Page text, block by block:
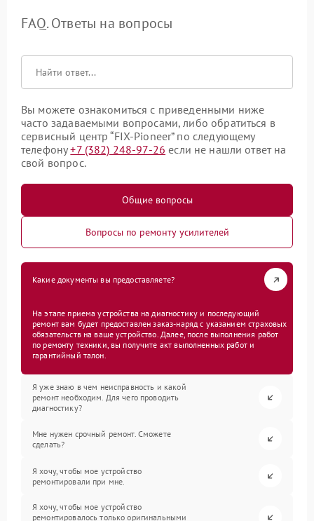
FAQ. Ответы на вопросы
Вы можете ознакомиться с приведенными ниже
часто задаваемыми вопросами, либо обратиться в
сервисный центр “FIX-Pioneer” по следующему
телефону+7 (382) 248-97-26 если не нашли ответ на
свой вопрос.
Общие вопросы
Вопросы по ремонту усилителей
Какие документы вы предоставляете?
На этапе приема устройства на диагностику и последующий
ремонт вам будет предоставлен заказ-наряд с указанием страховых
обязательств на ваше устройство. Далее, после выполнения работ
по ремонту техники, вы получите акт выполненных работ и
гарантийный талон.
Я уже знаю в чем неисправность и какой
ремонт необходим. Для чего проводить
диагностику?
Мне нужен срочный ремонт. Сможете
сделать?
Я хочу, чтобы мое устройство
ремонтировали при мне.
Я хочу, чтобы мое устройство
ремонтировалось только оригинальными